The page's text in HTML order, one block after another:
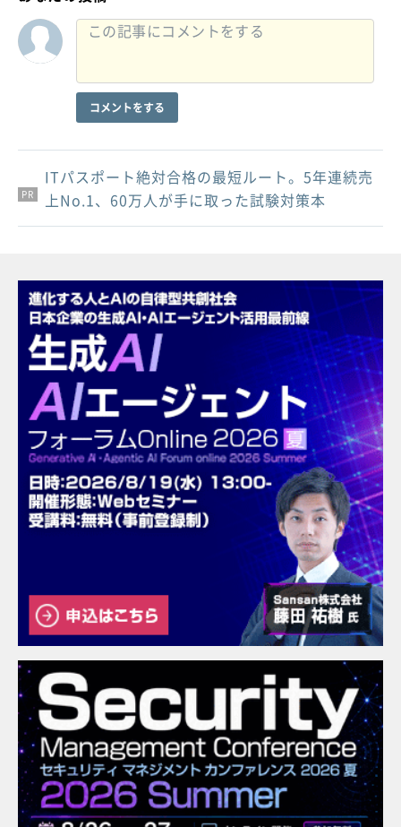
コメントをする
PR
PR
PR
ITパスポート絶対合格の最短ルート。5年連続売
上No.1、60万人が手に取った試験対策本